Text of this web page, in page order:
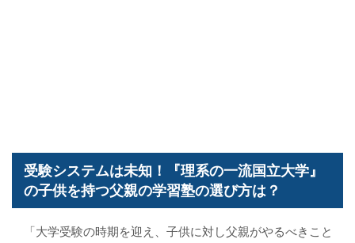
受験システムは未知！『理系の一流国立大学』
の子供を持つ父親の学習塾の選び方は？
「大学受験の時期を迎え、子供に対し父親がやるべきこと